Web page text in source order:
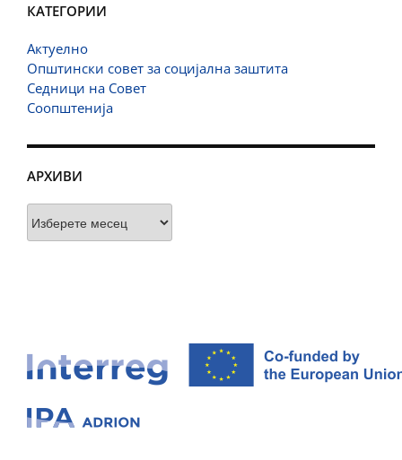
КАТЕГОРИИ
Актуелно
Општински совет за социјална заштита
Седници на Совет
Соопштенија
АРХИВИ